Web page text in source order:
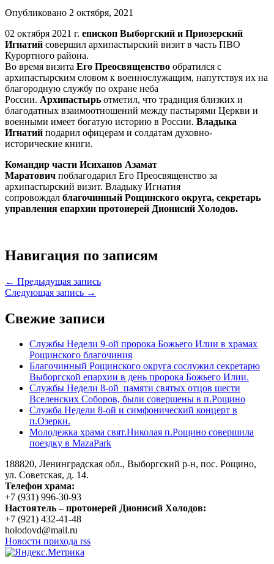
Опубликовано 2 октября, 2021
02 октября 2021 г. епископ Выборгский и Приозерский
Игнатий совершил архипастырский визит в часть ПВО
Курортного района.
Во время визита Его Преосвященство обратился с
архипастырским словом к военнослужащим, напутствуя их на
благородную службу по охране неба
России. Архипастырь отметил, что традиция близких и
благодатных взаимоотношений между пастырями Церкви и
военными имеет богатую историю в России. Владыка
Игнатий подарил офицерам и солдатам духовно-
исторические книги.
Командир части Исиханов Азамат
Маратович поблагодарил Его Преосвященство за
архипастырский визит. Владыку Игнатия
сопровождал благочинный Рощинского округа, секретарь
управления епархии протоиерей Дионисий Холодов.
Навигация по записям
← Предыдущая запись
Следующая запись →
Свежие записи
Службы Недели 9-ой пророка Божьего Илии в храмах
Рощинского благочиния
Благочинный Рощинского округа сослужил секретарю
Выборгской епархии в день пророка Божьего Илии.
Службы Недели 8-ой памяти святых отцов шести
Вселенских Соборов, были совершены в п.Рощино
Служба Недели 8-ой и симфонический концерт в
п.Озерки.
Молодежка храма свят.Николая п.Рощино совершила
поездку в MazaPark
188820, Ленинградская обл., Выборгский р-н, пос. Рощино,
ул. Советская, д. 14.
Телефон храма:
+7 (931) 996-30-93
Настоятель – протоиерей Дионисий Холодов:
+7 (921) 432-41-48
holodovd@mail.ru
Новости прихода rss